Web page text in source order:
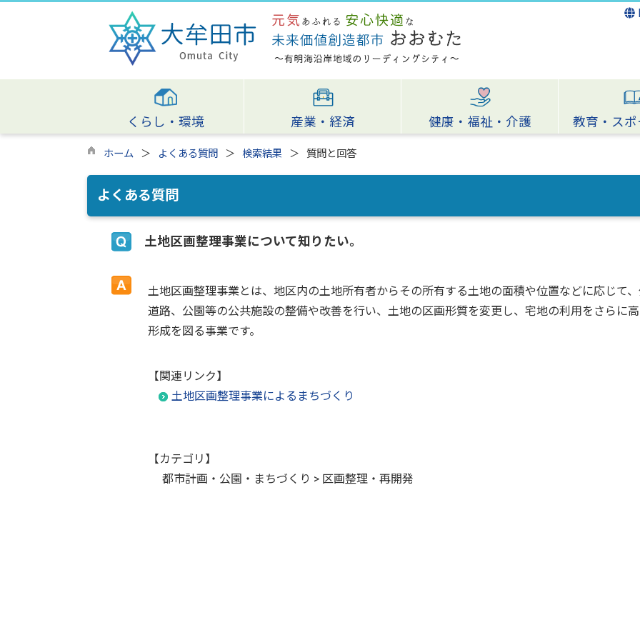
くらし・環境 産業・経済 健康・福祉・介護 教育・ス
ホーム よくある質問 検索結果 質問と回答
よくある質問
土地区画整理事業について知りたい。
土地区画整理事業とは、地区内の土地所有者からその所有する土地の面積や位置などに応じて
道路、公園等の公共施設の整備や改善を行い、土地の区画形質を変更し、宅地の利用をさらに
形成を図る事業です。
【関連リンク】
土地区画整理事業によるまちづくり
【カテゴリ】
都市計画・公園・まちづくり > 区画整理・再開発